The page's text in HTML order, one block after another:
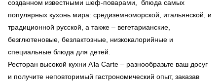
созданном известными шеф-поварами, блюда самых
популярных кухонь мира: средиземноморской, итальянской, и
традиционной русской, а также – вегетарианские,
безглютеновые, безлактозные, низкокалорийные и
специальные блюда для детей.
Ресторан высокой кухни A’la Carte – разнообразьте ваш досуг
и получите неповторимый гастрономический опыт, заказав